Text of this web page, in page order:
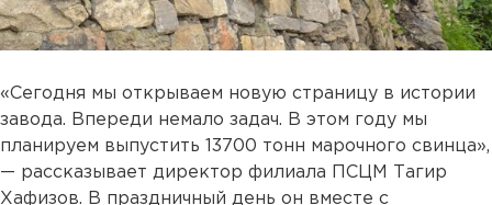
«Сегодня мы открываем новую страницу в истории
завода. Впереди немало задач. В этом году мы
планируем выпустить 13700 тонн марочного свинца»,
— рассказывает директор филиала ПСЦМ Тагир
Хафизов. В праздничный день он вместе с